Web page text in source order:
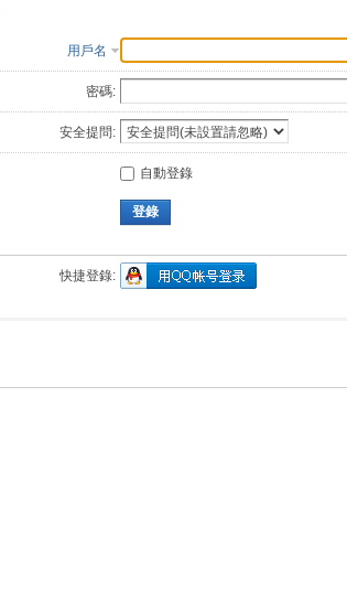
用戶名
密碼:
安全提問:
自動登錄
登錄
快捷登錄: